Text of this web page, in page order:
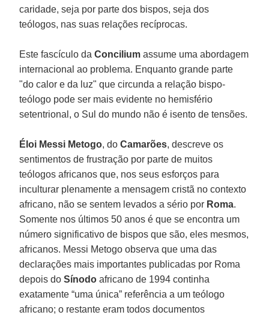
caridade, seja por parte dos bispos, seja dos
teólogos, nas suas relações recíprocas.
Este fascículo daConciliumassume uma abordagem
internacional ao problema. Enquanto grande parte
"do calor e da luz" que circunda a relação bispo-
teólogo pode ser mais evidente no hemisfério
setentrional, o Sul do mundo não é isento de tensões.
Éloi Messi Metogo, doCamarões, descreve os
sentimentos de frustração por parte de muitos
teólogos africanos que, nos seus esforços para
inculturar plenamente a mensagem cristã no contexto
africano, não se sentem levados a sério por Roma.
Somente nos últimos 50 anos é que se encontra um
número significativo de bispos que são, eles mesmos,
africanos. Messi Metogo observa que uma das
declarações mais importantes publicadas por Roma
depois doSínodoafricano de 1994 continha
exatamente “uma única” referência a um teólogo
africano; o restante eram todos documentos